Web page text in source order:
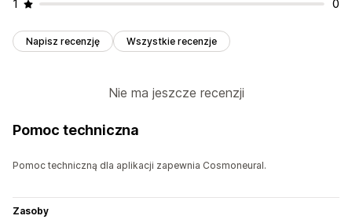
1 0
Napisz recenzję Wszystkie recenzje
Nie ma jeszcze recenzji
Pomoc techniczna
Pomoc techniczną dla aplikacji zapewnia Cosmoneural.
Zasoby